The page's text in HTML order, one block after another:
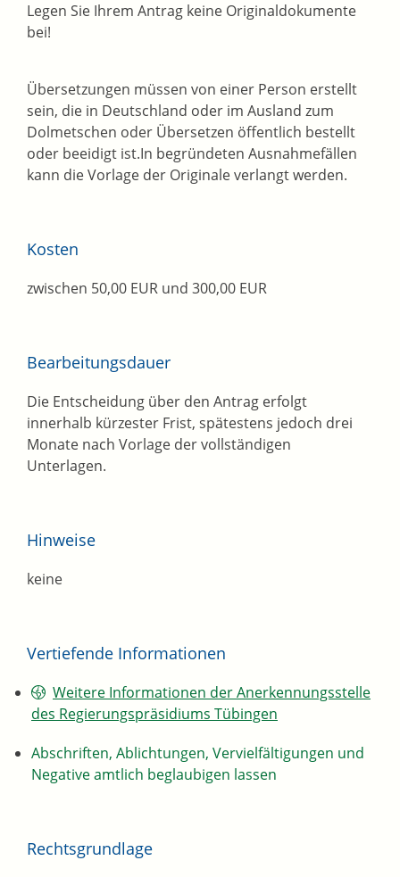
Legen Sie Ihrem Antrag keine Originaldokumente
bei!
Übersetzungen müssen von einer Person erstellt
sein, die in Deutschland oder im Ausland zum
Dolmetschen oder Übersetzen öffentlich bestellt
oder beeidigt ist.In begründeten Ausnahmefällen
kann die Vorlage der Originaleverlangt werden.
Kosten
zwischen 50,00 EUR und 300,00 EUR
Bearbeitungsdauer
Die Entscheidung über den Antrag erfolgt
innerhalb kürzester Frist, spätestens jedoch drei
Monate nach Vorlage der vollständigen
Unterlagen.
Hinweise
keine
Vertiefende Informationen
Weitere Informationen der Anerkennungsstelle
des Regierungspräsidiums Tübingen
Abschriften, Ablichtungen, Vervielfältigungen und
Negative amtlich beglaubigen lassen
Rechtsgrundlage